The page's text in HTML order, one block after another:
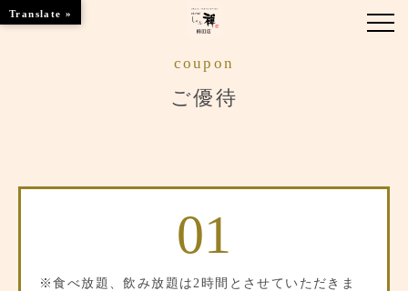
店舗情報
coupon
ご優待
01
※食べ放題、飲み放題は2時間とさせていただきま
Translate »